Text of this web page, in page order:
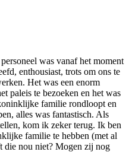
was vanaf het moment
enthousiast, trots om ons te
Het was een enorm
paleis te bezoeken en het was
familie rondloopt en
alles was fantastisch. Als
kom ik zeker terug. Ik ben
familie te hebben (met al
die nou niet? Mogen zij nog